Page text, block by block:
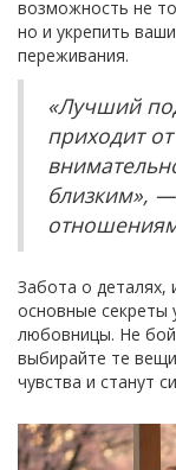
возможность не
но и укрепить
переживания.
«Лучший
приходит
близким»,
Забота о деталях,
основные секреты
любовницы. Не
выбирайте те
чувства и станут